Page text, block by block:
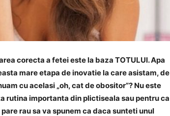
corecta a fetei este la baza TOTULUI. Apa
mare etapa de inovatie la care asistam, de
cu acelasi „oh, cat de obositor”? Nu este
rutina importanta din plictiseala sau pentru ca
rau sa va spunem ca daca sunteti unul